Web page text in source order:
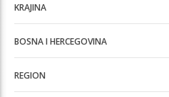
KRAJINA
BOSNA I HERCEGOVINA
REGION